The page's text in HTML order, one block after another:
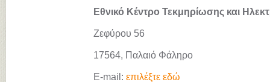
Εθνικό Κέντρο Τεκμηρίωσης και
Ζεφύρου 56
17564, Παλαιό Φάληρο
E-mail: επιλέξτε εδώ